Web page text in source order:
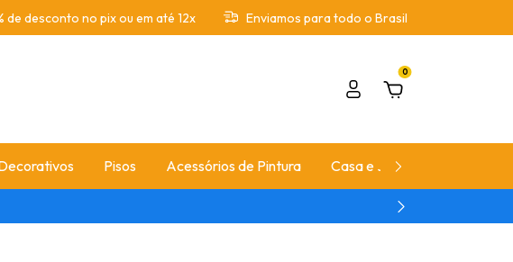
de desconto no pix ou em até 12x Enviamos para todo o Brasil
0
Pisos Acessórios de Pintura Casa e Jardim